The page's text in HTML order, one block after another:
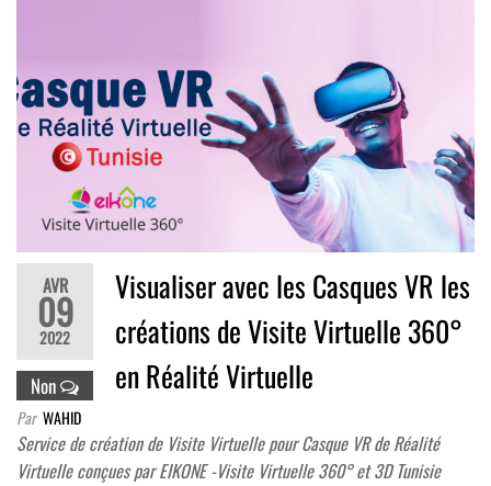
AVR
09
2022
Non
Visualiser avec les Casques VR les
créations de Visite Virtuelle 360°
en Réalité Virtuelle
Par WAHID
Service de création de Visite Virtuelle pour Casque VR de Réalité
Virtuelle conçues par EIKONE -Visite Virtuelle 360° et 3D Tunisie